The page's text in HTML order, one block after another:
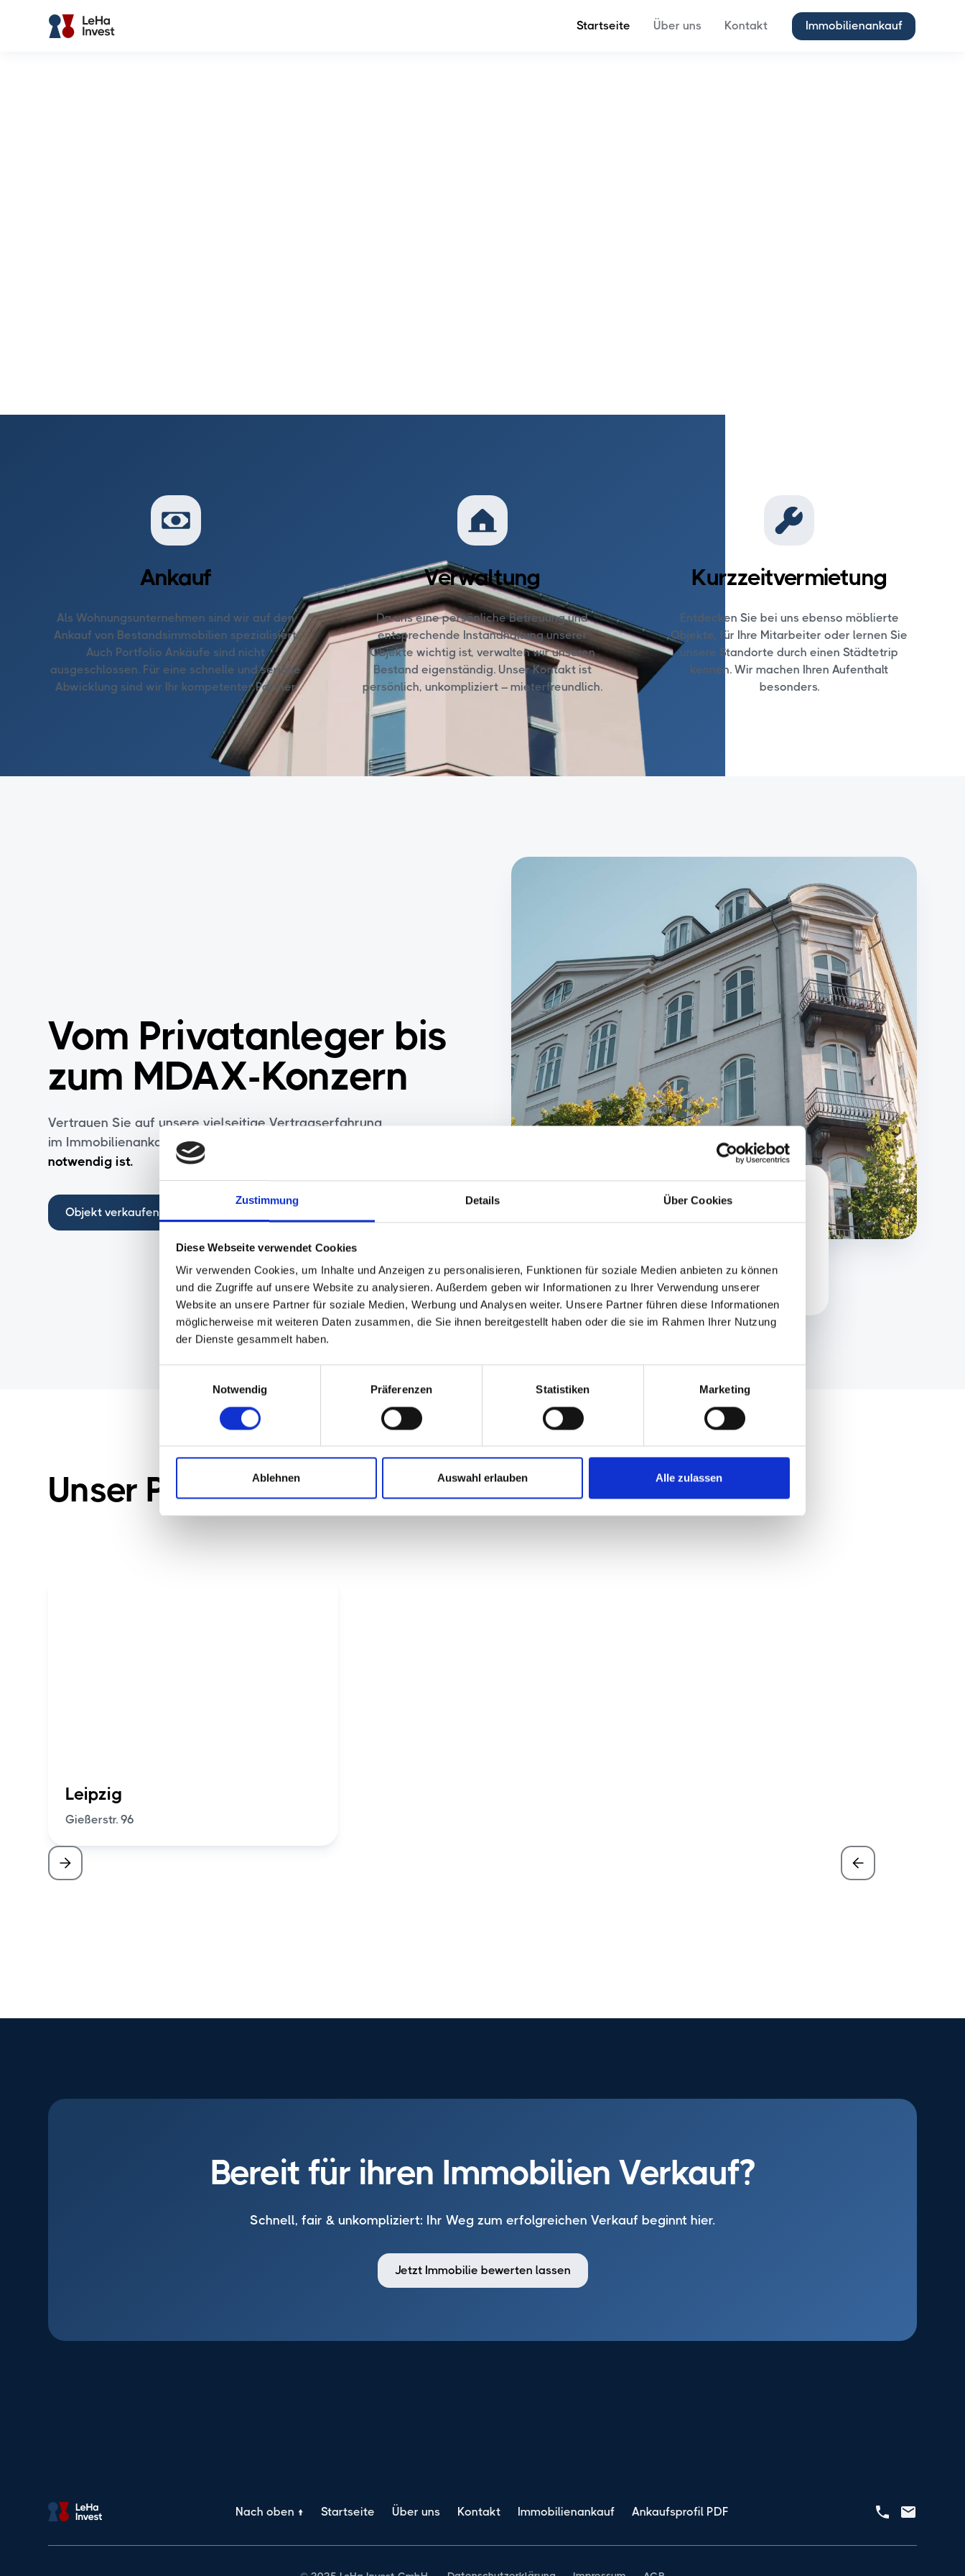
Zustimmung Details Über Cookies
Diese Webseite verwendet Cookies
Wir verwenden Cookies, um Inhalte und Anzeigen zu personalisieren, Funktionen für soziale Medien anbieten zu können
und die Zugriffe auf unsere Website zu analysieren. Außerdem geben wir Informationen zu Ihrer Verwendung unserer
Website an unsere Partner für soziale Medien, Werbung und Analysen weiter. Unsere Partner führen diese Informationen
möglicherweise mit weiteren Daten zusammen, die Sie ihnen bereitgestellt haben oder die sie im Rahmen Ihrer Nutzung
der Dienste gesammelt haben.
Notwendig
Präferenzen Statistiken Marketing
Ablehnen Auswahl erlauben Alle zulassen
Startseite Über uns Kontakt Immobilienankauf
Ankauf
Als Wohnungsunternehmen sind wir auf den
Ankauf von Bestandsimmobilien spezialisiert.
Auch Portfolio Ankäufe sind nicht
ausgeschlossen. Für eine schnelle und seriöse
Abwicklung sind wir Ihr kompetenter Partner.
Verwaltung
Da uns eine persönliche Betreuung und
entsprechende Instandhaltung unserer
Objekte wichtig ist, verwalten wir unseren
Bestand eigenständig. Unser Kontakt ist
persönlich, unkompliziert – mieterfreundlich.
Kurzzeitvermietung
Entdecken Sie bei uns ebenso möblierte
Objekte, für Ihre Mitarbeiter oder lernen Sie
unsere Standorte durch einen Städtetrip
kennen. Wir machen Ihren Aufenthalt
besonders.
Vom Privatanleger bis
zum MDAX-Konzern
Vertrauen Sie auf unsere vielseitige Vertragserfahrung
im Immobilienankauf,ohne dass eine Finanzierung
notwendig ist.
Objekt verkaufen 500+
500 Transaktionen.
8+ Jahre
Immobiliensektor.
Unser Portfolio
Leipzig
Gießerstr. 96
Bereit für ihren Immobilien Verkauf?
Schnell, fair & unkompliziert: Ihr Weg zum erfolgreichen Verkauf beginnt hier.
Jetzt Immobilie bewerten lassen
Nach oben ↑ Startseite Über uns Kontakt Immobilienankauf Ankaufsprofil PDF